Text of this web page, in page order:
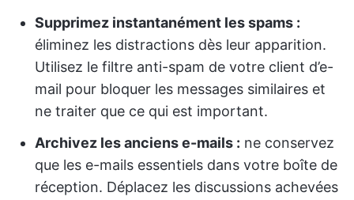
Supprimez instantanément les spams :
éliminez les distractions dès leur apparition.
Utilisez le filtre anti-spam de votre client d’e-
mail pour bloquer les messages similaires et
ne traiter que ce qui est important.
Archivez les anciens e-mails : ne conservez
que les e-mails essentiels dans votre boîte de
réception. Déplacez les discussions achevées